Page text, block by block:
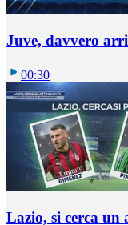
Juve, davvero
00:30
Lazio, si cerca un